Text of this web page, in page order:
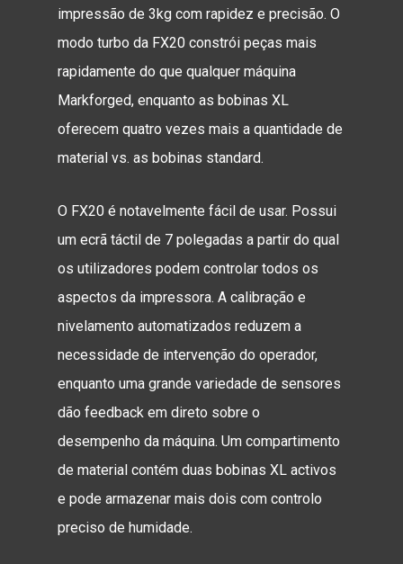
impressão de 3kg com rapidez e precisão. O
modo turbo da FX20 constrói peças mais
rapidamente do que qualquer máquina
Markforged, enquanto as bobinas XL
oferecem quatro vezes mais a quantidade de
material vs. as bobinas standard.
O FX20 é notavelmente fácil de usar. Possui
um ecrã táctil de 7 polegadas a partir do qual
os utilizadores podem controlar todos os
aspectos da impressora. A calibração e
nivelamento automatizados reduzem a
necessidade de intervenção do operador,
enquanto uma grande variedade de sensores
dão feedback em direto sobre o
desempenho da máquina. Um compartimento
de material contém duas bobinas XL activos
e pode armazenar mais dois com controlo
preciso de humidade.